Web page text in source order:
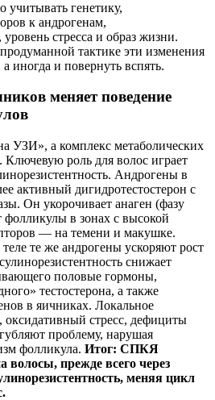
учитывать генетику,
к андрогенам,
стресса и образ жизни.
тактике эти изменения
иногда и повернуть вспять.
меняет поведение
а комплекс метаболических
роль для волос играет
Андрогены в
активный дигидротестостерон с
Он укорочивает анаген (фазу
в зонах с высокой
— на темени и макушке.
те же андрогены ускоряют рост
снижает
половые гормоны,
тестостерона, а также
в яичниках. Локальное
оксидативный стресс, дефициты
проблему, нарушая
фолликула. Итог: СПКЯ
волосы, прежде всего через
меняя цикл